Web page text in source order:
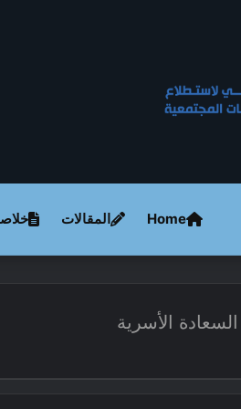
Home المقالات
السعادة الأسرية